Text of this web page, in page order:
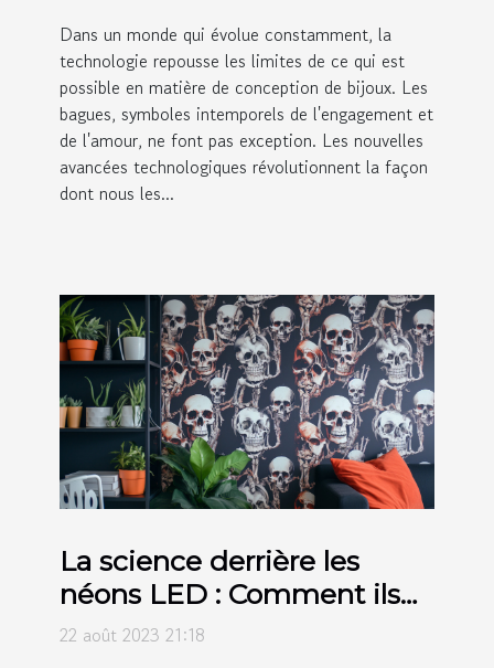
Dans un monde qui évolue constamment, la
technologie repousse les limites de ce qui est
possible en matière de conception de bijoux. Les
bagues, symboles intemporels de l'engagement et
de l'amour, ne font pas exception. Les nouvelles
avancées technologiques révolutionnent la façon
dont nous les...
La science derrière les
néons LED : Comment ils
transforment les espaces
22 août 2023 21:18